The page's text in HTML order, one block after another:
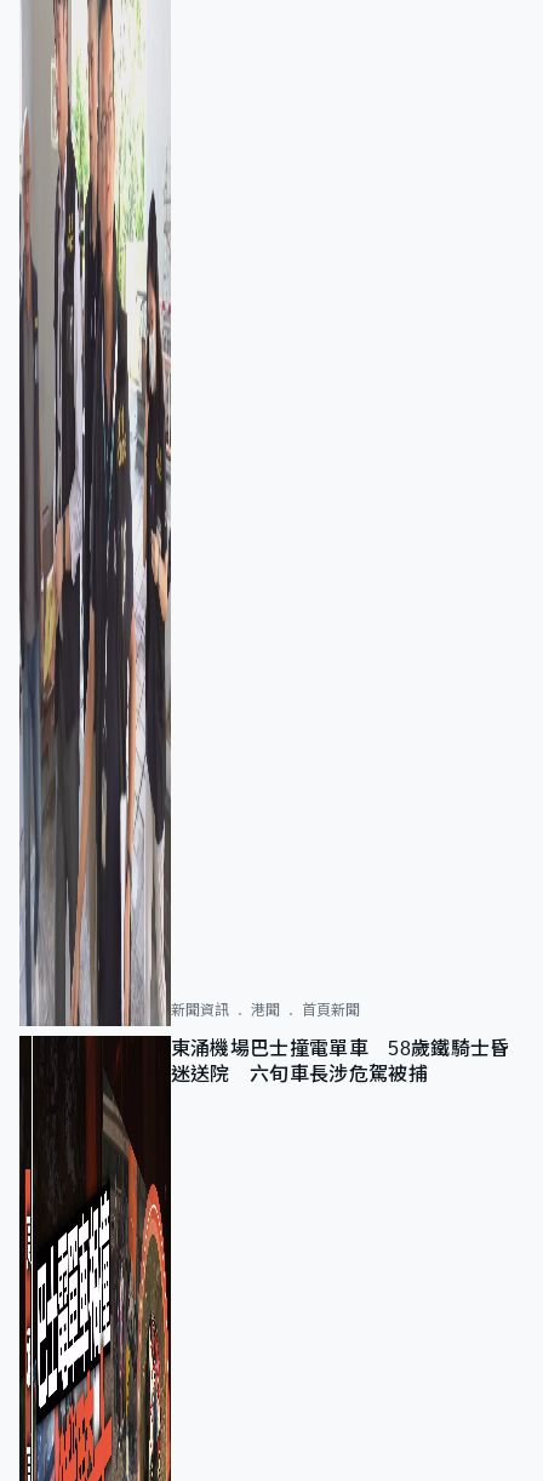
新聞資訊 港聞 首頁新聞
東涌機場巴士撞電單車 58歲鐵騎士昏
迷送院 六旬車長涉危駕被捕